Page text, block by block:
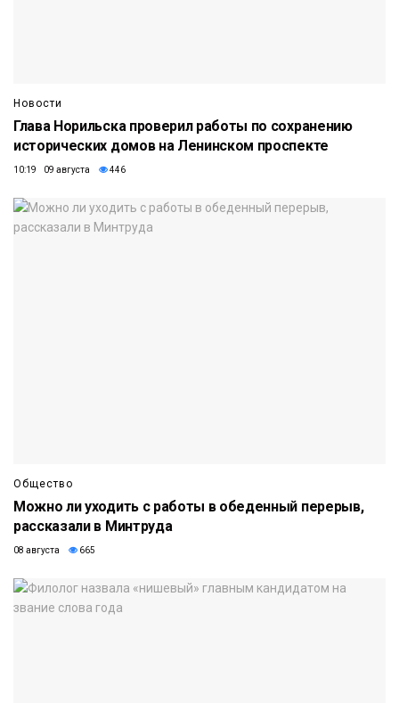
Новости
Глава Норильска проверил работы по сохранению
исторических домов на Ленинском проспекте
10:19 09 августа 446
Общество
Можно ли уходить с работы в обеденный перерыв,
рассказали в Минтруда
08 августа 665